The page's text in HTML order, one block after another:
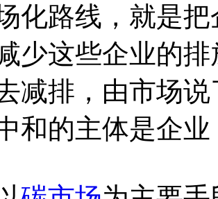
化路线，就是
少这些企业的
减排，由市场
和的主体是企